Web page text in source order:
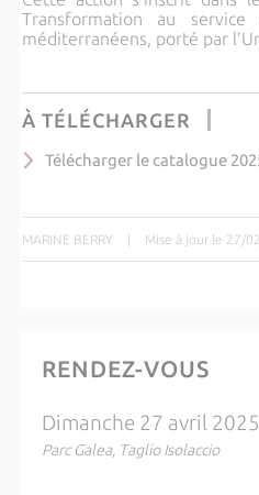
Transformation au
méditerranéens, porté par
À TÉLÉCHARGER
Télécharger le catalogue
MARINE BERRY | Mise à jour le 27/
RENDEZ-VOUS
Dimanche 27 avril
Parc Galea, Taglio Isolaccio